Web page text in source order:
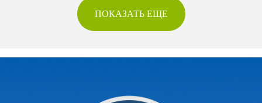
ПОКАЗАТЬ ЕЩЕ